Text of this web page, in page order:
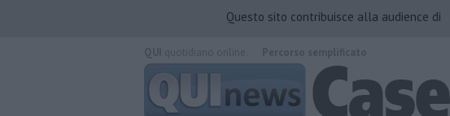
Questo sito contribuisce alla audience di